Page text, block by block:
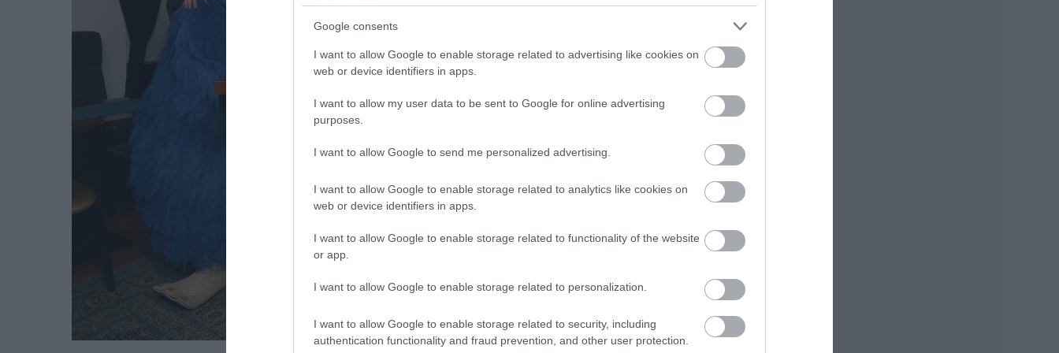
Google consents
I want to allow Google to enable storage related to advertising like cookies on
web or device identifiers in apps.
I want to allow my user data to be sent to Google for online advertising
purposes.
I want to allow Google to send me personalized advertising.
I want to allow Google to enable storage related to analytics like cookies on
web or device identifiers in apps.
I want to allow Google to enable storage related to functionality of the website
or app.
I want to allow Google to enable storage related to personalization.
I want to allow Google to enable storage related to security, including
authentication functionality and fraud prevention, and other user protection.